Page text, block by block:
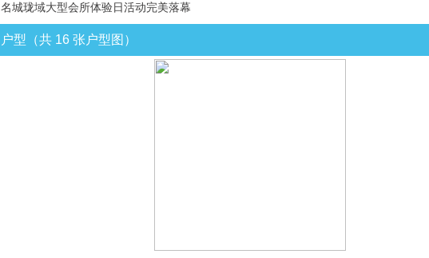
名城珑域大型会所体验日活动完美落幕
户型（共 16 张户型图）